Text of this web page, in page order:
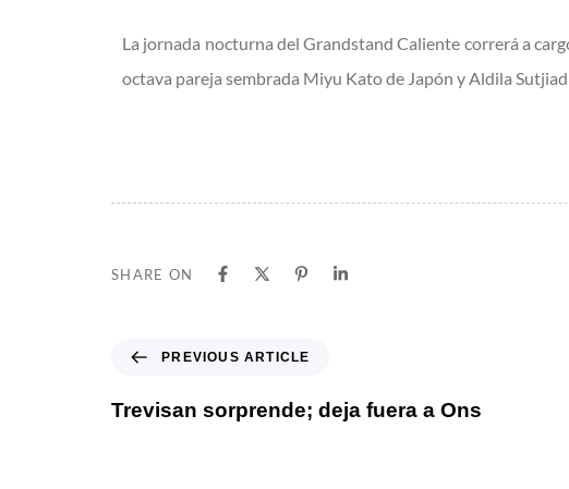
La jornada nocturna del Grandstand Caliente correrá a
octava pareja sembrada Miyu Kato de Japón y Aldila
SHARE ON
PREVIOUS ARTICLE
Trevisan sorprende; deja fuera a Ons